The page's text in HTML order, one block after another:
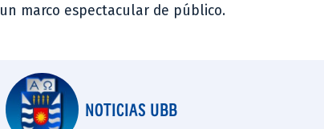
un marco espectacular de público.
NOTICIAS UBB